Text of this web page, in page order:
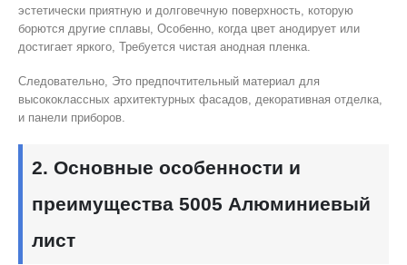
эстетически приятную и долговечную поверхность, которую
борются другие сплавы, Особенно, когда цвет анодирует или
достигает яркого, Требуется чистая анодная пленка.
Следовательно, Это предпочтительный материал для
высококлассных архитектурных фасадов, декоративная отделка,
и панели приборов.
2. Основные особенности и
преимущества 5005 Алюминиевый
лист